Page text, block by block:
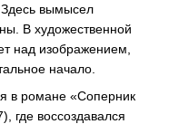
вымысел
В художественной
над изображением,
начало.
в романе «Соперник
где воссоздавался